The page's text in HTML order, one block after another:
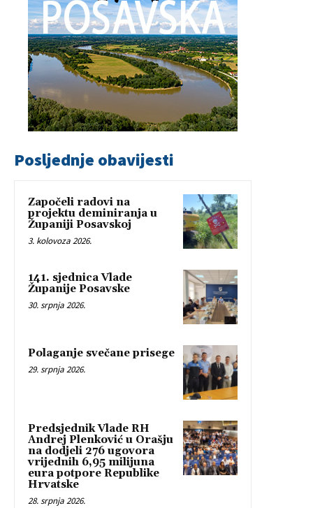
Posljednje obavijesti
Započeli radovi na
projektu deminiranja u
Županiji Posavskoj
3. kolovoza 2026.
141. sjednica Vlade
Županije Posavske
30. srpnja 2026.
Polaganje svečane prisege
29. srpnja 2026.
Predsjednik Vlade RH
Andrej Plenković u Orašju
na dodjeli 276 ugovora
vrijednih 6,95 milijuna
eura potpore Republike
Hrvatske
28. srpnja 2026.